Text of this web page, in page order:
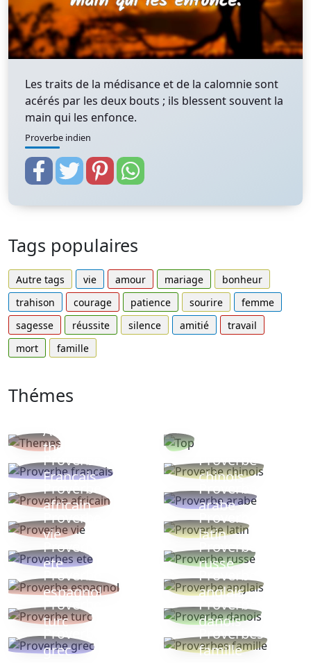
Les traits de la médisance et de la calomnie sont
acérés par les deux bouts ; ils blessent souvent la
main qui les enfonce.
Proverbe indien
Tags populaires
Autre tags vie amour mariage
bonheur
trahison
courage patience sourire
femme
sagesse
réussite silence amitié
travail
mort
famille
Thémes
Autres
thèmes
Proverbe
Français
Proverbe
chinois
Proverbe
africain
Proverbe
arabe
Proverbe
vie
Proverbe
latin
Proverbes
ete
Proverbe
russe
Proverbe
espagnol
Proverbe
anglais
Proverbe
turc
Proverbe
danois
Proverbe
grec
Proverbes
famille